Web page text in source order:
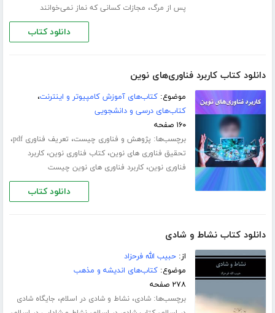
پس از مرگ، مجازات کسانی که نماز نمی‌خوانند
دانلود کتاب
دانلود کتاب کاربرد فناوری‌های نوین
موضوع:کتاب‌های آموزش کامپیوتر و اینترنت،
کتاب‌های درسی و دانشجویی
۱۶۰ صفحه
برچسب‌ها: پژوهش و فناوری چیست، تعریف فناوری pdf ،
تحقیق فناوری های نوین،کتاب فناوری نوین،کاربرد
فناوری نوین،کاربرد فناوری های نوین چیست
دانلود کتاب
دانلود کتاب نشاط و شادی
از:حبیب الله فرحزاد
موضوع:کتاب‌های اندیشه و مذهب
۲۷۸ صفحه
برچسب‌ها:شادی،نشاط و شادی در اسلام، جایگاه شادی